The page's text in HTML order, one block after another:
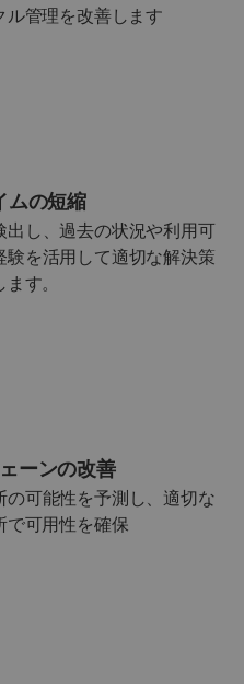
ル管理を改善します
ムの短縮
出し、過去の状況や利用可
を活用して適切な解決策
ます。
ーンの改善
可能性を予測し、適切な
で可用性を確保